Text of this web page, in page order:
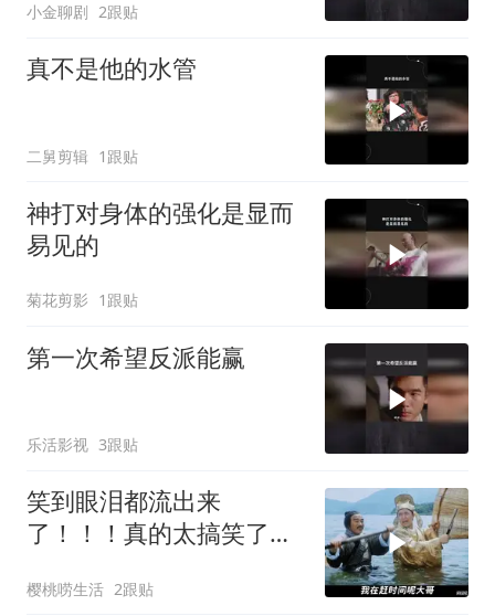
小金聊剧 2跟贴
真不是他的水管
二舅剪辑 1跟贴
神打对身体的强化是显而
易见的
菊花剪影 1跟贴
第一次希望反派能赢
乐活影视 3跟贴
笑到眼泪都流出来
了！！！真的太搞笑了！
樱桃唠生活 2跟贴